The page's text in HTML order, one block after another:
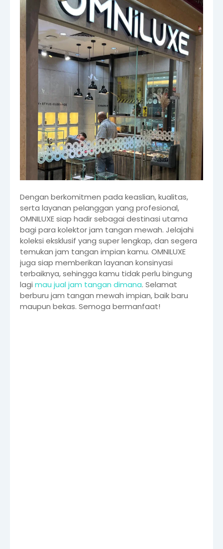
Dengan berkomitmen pada keaslian, kualitas,
serta layanan pelanggan yang profesional,
OMNILUXE siap hadir sebagai destinasi utama
bagi para kolektor jam tangan mewah. Jelajahi
koleksi eksklusif yang super lengkap, dan segera
temukan jam tangan impian kamu. OMNILUXE
juga siap memberikan layanan konsinyasi
terbaiknya, sehingga kamu tidak perlu bingung
lagi mau jual jam tangan dimana. Selamat
berburu jam tangan mewah impian, baik baru
maupun bekas. Semoga bermanfaat!